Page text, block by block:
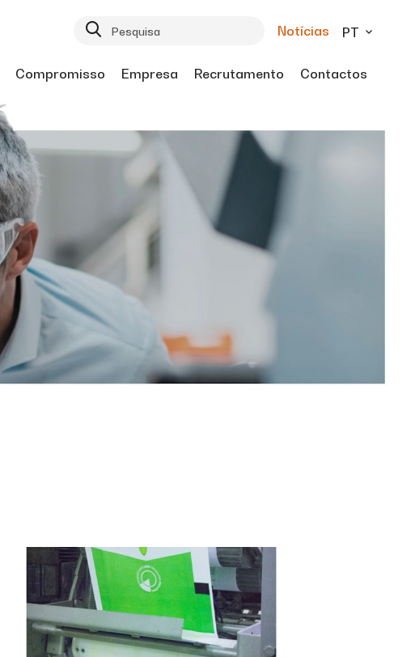
Notícias PT
Compromisso Empresa Recrutamento Contactos